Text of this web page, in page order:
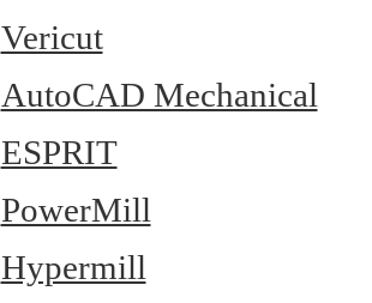
Vericut
AutoCAD Mechanical
ESPRIT
PowerMill
Hypermill